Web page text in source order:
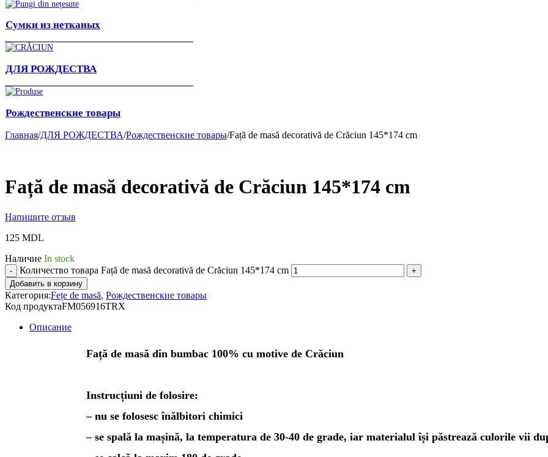
Сумки из нетканых
ДЛЯ РОЖДЕСТВА
Рождественские товары
Главная/ДЛЯ РОЖДЕСТВА/Рождественские товары/Față de masă decorativă de Crăciun 145*174 cm
Față de masă decorativă de Crăciun 145*174 cm
Напишите отзыв
125 MDL
Наличие In stock
Количество товара Față de masă decorativă de Crăciun 145*174 cm
Добавить в корзину
Категория:Fețe de masă, Рождественские товары
Код продуктаFM056916TRX
Описание
Față de masă din bumbac 100% cu motive de Crăciun
Instrucțiuni de folosire:
– nu se folosesc înălbitori chimici
– se spală la mașină, la temperatura de 30-40 de grade, iar materialul își păstrează culorile vii